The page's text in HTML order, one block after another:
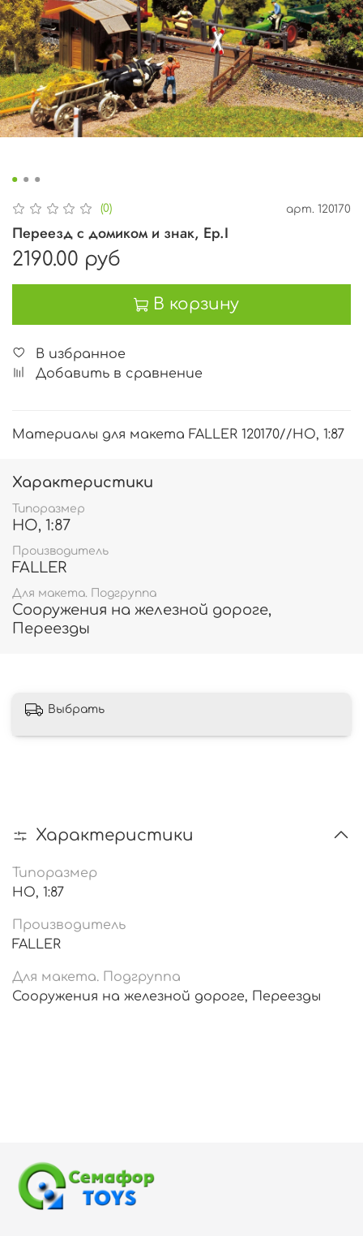
(0) арт. 120170
Переезд с домиком и знак, Ep.I
2190.00 руб
В корзину
В избранное
Добавить в сравнение
Материалы для макета FALLER 120170//HO, 1:87
Характеристики
Типоразмер
HO, 1:87
Производитель
FALLER
Для макета. Подгруппа
Сооружения на железной дороге,
Переезды
Выбрать
Характеристики
Типоразмер
HO, 1:87
Производитель
FALLER
Для макета. Подгруппа
Сооружения на железной дороге, Переезды